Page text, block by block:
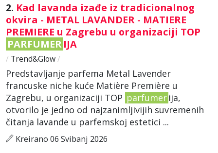
2. Kad lavanda izađe iz tradicionalnog
okvira - METAL LAVANDER - MATIERE
PREMIERE u Zagrebu u organizaciji TOP
PARFUMERIJA
/ Trend&Glow/
Predstavljanje parfema Metal Lavender
francuske niche kuće Matière Première u
Zagrebu, u organizaciji TOP parfumer ija,
otvorilo je jedno od najzanimljivijih suvremenih
čitanja lavande u parfemskoj estetici ...
Kreirano 06 Svibanj 2026